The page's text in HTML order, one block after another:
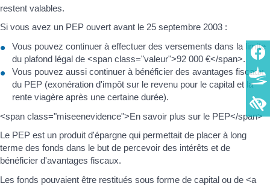
restent valables.
Si vous avez un PEP ouvert avant le 25 septembre 2003 :
Vous pouvez continuer à effectuer des versements dans la limite
du plafond légal de <span class="valeur">92 000 €</span>.
Vous pouvez aussi continuer à bénéficier des avantages fiscaux
du PEP (exonération d'impôt sur le revenu pour le capital et la
rente viagère après une certaine durée).
<span class="miseenevidence">En savoir plus sur le PEP</span>
Le PEP est un produit d'épargne qui permettait de placer à long
terme des fonds dans le but de percevoir des intérêts et de
bénéficier d'avantages fiscaux.
Les fonds pouvaient être restitués sous forme de capital ou de <a